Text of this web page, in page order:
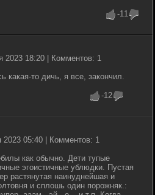
-11
2023 18:20 | Комментов: 1
какая-то дичь, я все, закончил.
-12
05:40 | Комментов: 1
как обычно. Дети тупые
эгоистичные ублюдки. Пустая
растянутая наинуднейшая и
и сплошь один порожняк.: